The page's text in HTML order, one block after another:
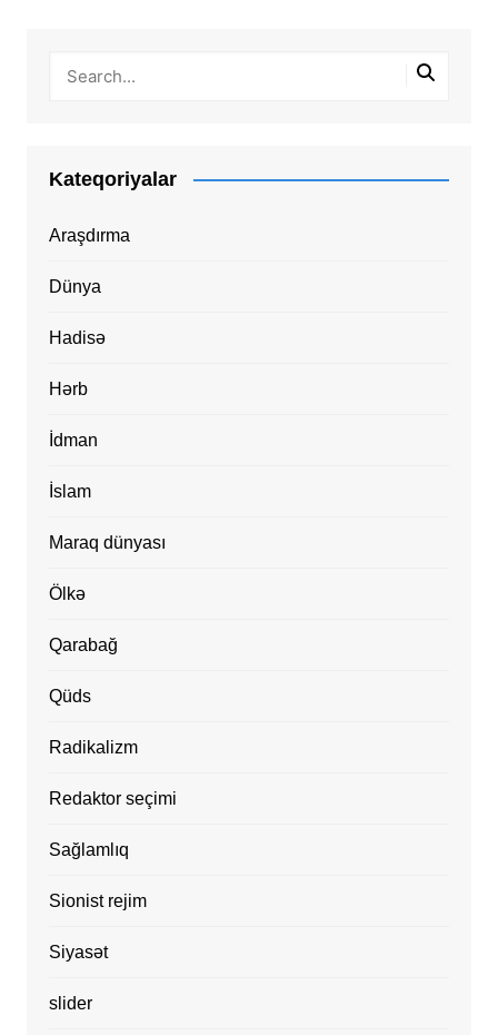
Kateqoriyalar
Araşdırma
Dünya
Hadisə
Hərb
İdman
İslam
Maraq dünyası
Ölkə
Qarabağ
Qüds
Radikalizm
Redaktor seçimi
Sağlamlıq
Sionist rejim
Siyasət
slider